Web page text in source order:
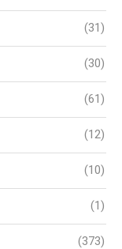
(31)
(30)
(61)
(12)
(10)
(1)
(373)